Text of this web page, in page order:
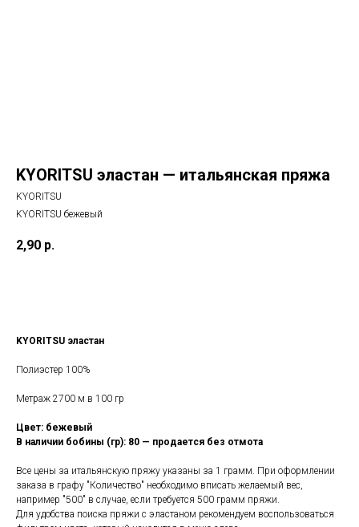
KYORITSU эластан — итальянская пряжа
KYORITSU
KYORITSU бежевый
2,90 р.
KYORITSU эластан
Полиэстер 100%
Метраж 2700 м в 100 гр
Цвет: бежевый
В наличии бобины (гр): 80 — продается без отмота
Все цены за итальянскую пряжу указаны за 1 грамм. При оформлении
заказа в графу "Количество" необходимо вписать желаемый вес,
например "500" в случае, если требуется 500 грамм пряжи.
Для удобства поиска пряжи с эластаном рекомендуем воспользоваться